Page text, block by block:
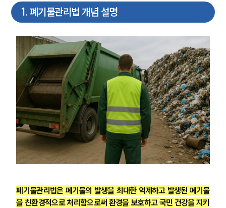
1. 폐기물관리법 개념 설명
폐기물관리법은 폐기물의 발생을 최대한 억제하고 발생된 폐기물
을 친환경적으로 처리함으로써 환경을 보호하고 국민 건강을 지키